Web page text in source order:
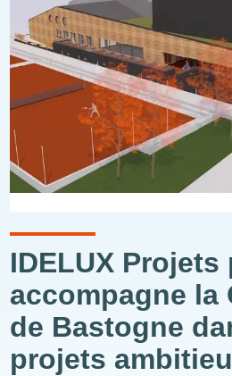
IDELUX
accompagne la
de Bastogne
projets